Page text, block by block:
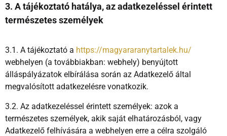
3. A tájékoztató hatálya, az adatkezeléssel érintett
természetes személyek
3.1. A tájékoztató a https://magyararanytartalek.hu/
webhelyen (a továbbiakban: webhely) benyújtott
álláspályázatok elbírálása során az Adatkezelő által
megvalósított adatkezelésre vonatkozik.
3.2. Az adatkezeléssel érintett személyek: azok a
természetes személyek, akik saját elhatározásból, vagy
Adatkezelő felhívására a webhelyen erre a célra szolgáló